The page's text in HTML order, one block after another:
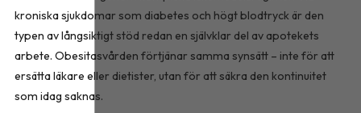
kroniska sjukdomar som diabetes och högt blodtryck är den
typen av långsiktigt stöd redan en självklar del av apotekets
arbete. Obesitasvården förtjänar samma synsätt – inte för att
ersätta läkare eller dietister, utan för att säkra den kontinuitet
som idag saknas.